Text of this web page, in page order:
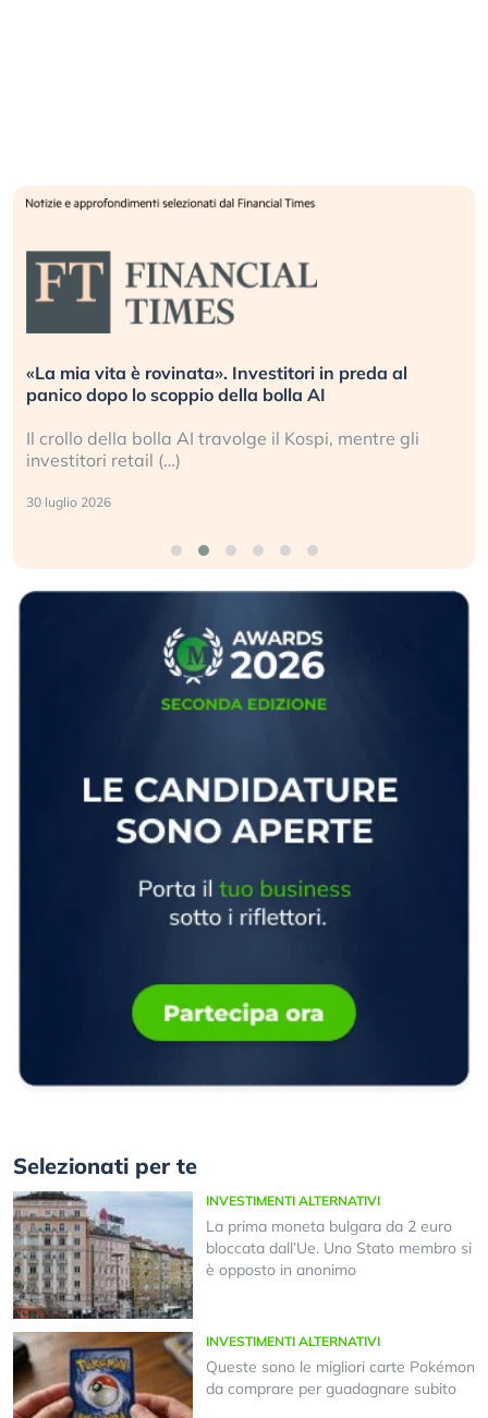
«La mia vita è rovinata». Investitori in preda al
panico dopo lo scoppio della bolla AI
Il crollo della bolla AI travolge il Kospi, mentre gli
investitori retail (…)
30 luglio 2026
Selezionati per te
INVESTIMENTI ALTERNATIVI
La prima moneta bulgara da 2 euro
bloccata dall’Ue. Uno Stato membro si
è opposto in anonimo
INVESTIMENTI ALTERNATIVI
Queste sono le migliori carte Pokémon
da comprare per guadagnare subito